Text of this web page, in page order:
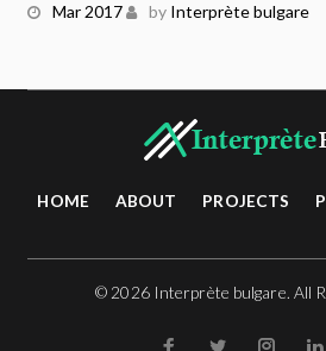
Mar 2017 by Interprète bulgare
HOME ABOUT PROJECTS
© 2026 Interprète bulgare. All